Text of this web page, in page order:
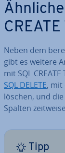
Neben dem
gibt es weitere
mit SQL
SQL DELETE, mit
löschen, und die
Spalten
Tipp